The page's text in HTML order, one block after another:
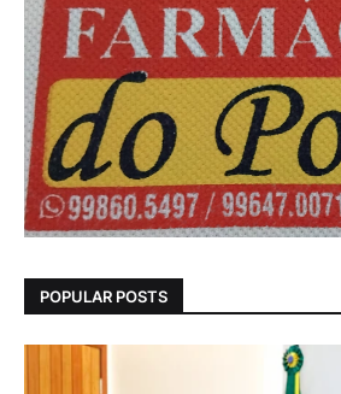
POPULAR POSTS